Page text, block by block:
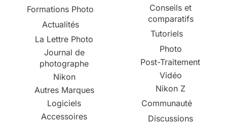
Formations Photo
Actualités
La Lettre Photo
Journal de
photographe
Nikon
Autres Marques
Logiciels
Accessoires
Conseils et
comparatifs
Tutoriels
Photo
Post-Traitement
Vidéo
Nikon Z
Communauté
Discussions